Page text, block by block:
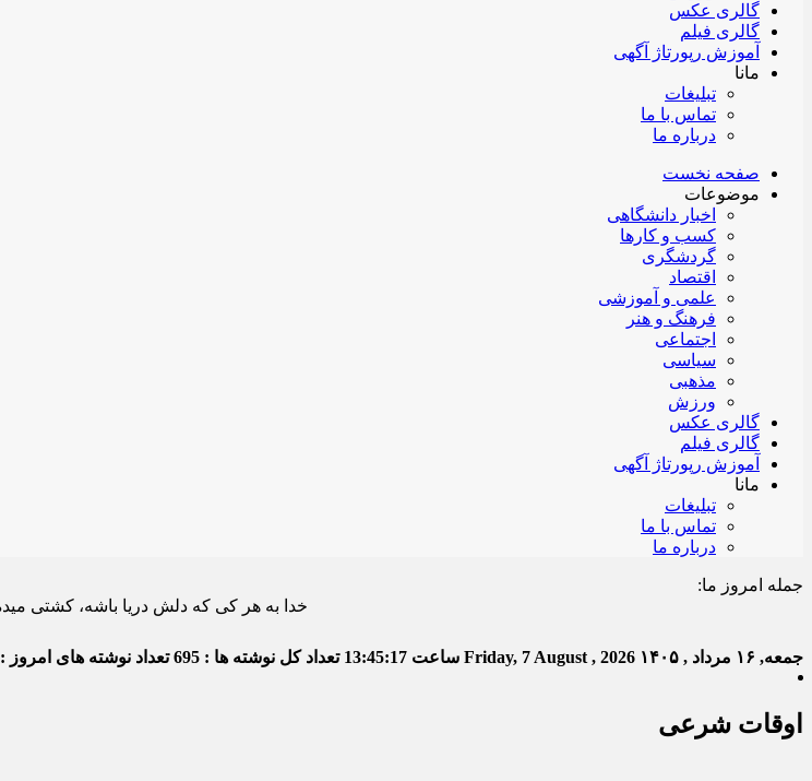
گالری عکس
گالری فیلم
آموزش رپورتاژ آگهی
مانا
تبلیغات
تماس با ما
درباره ما
صفحه نخست
موضوعات
اخبار دانشگاهی
کسب و کارها
گردشگری
اقتصاد
علمی و آموزشی
فرهنگ و هنر
اجتماعی
سیاسی
مذهبی
ورزش
گالری عکس
گالری فیلم
آموزش رپورتاژ آگهی
مانا
تبلیغات
تماس با ما
درباره ما
جمله امروز ما:
خدا به هر کی که دلش دریا باشه، کشتی میده.
جمعه, ۱۶ مرداد , ۱۴۰۵ Friday, 7 August , 2026 ساعت 13:45:18 تعداد کل نوشته ها : 695 تعداد نوشته های امروز : 0
اوقات شرعی